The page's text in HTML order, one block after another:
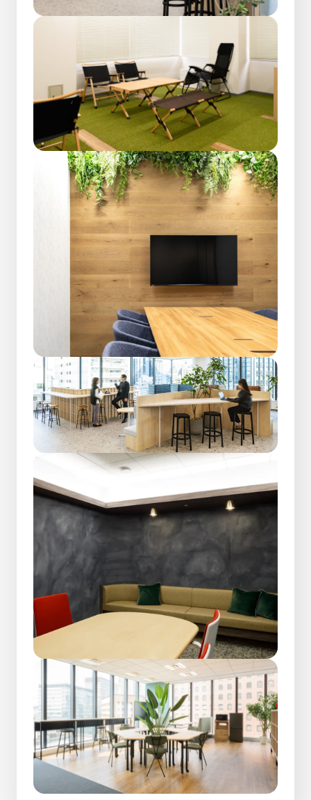
環境を知る
ラディックスについて
数字で見るラディックス
オフィスギャラリー
キャリアについて
会社を知る
私たちの想い
企業概要
拠点紹介
事業内容
職種紹介
人を知る
社員インタビュー
人事からのメッセージ
先輩社員アンケート
採用情報
応募を検討している人へ
新着情報
キャリア採用
28新卒エントリーopen_in_new